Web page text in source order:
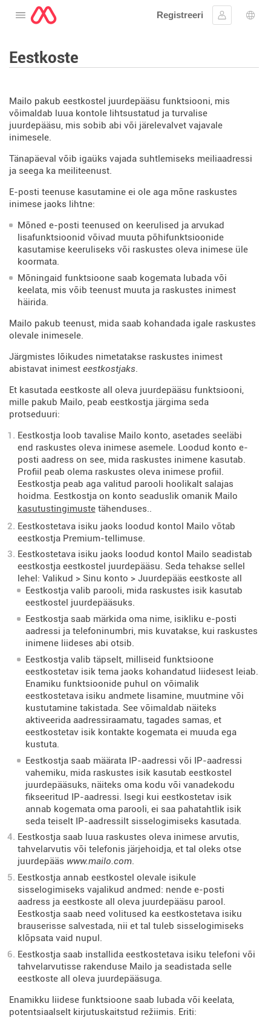
Avage menüü
Registreeri
Logi sisse
Eestkoste
Mailo pakub eestkostel juurdepääsu funktsiooni, mis
võimaldab luua kontole lihtsustatud ja turvalise
juurdepääsu, mis sobib abi või järelevalvet vajavale
inimesele.
Tänapäeval võib igaüks vajada suhtlemiseks meiliaadressi
ja seega ka meiliteenust.
E-posti teenuse kasutamine ei ole aga mõne raskustes
inimese jaoks lihtne:
Mõned e-posti teenused on keerulised ja arvukad
lisafunktsioonid võivad muuta põhifunktsioonide
kasutamise keeruliseks või raskustes oleva inimese üle
koormata.
Mõningaid funktsioone saab kogemata lubada või
keelata, mis võib teenust muuta ja raskustes inimest
häirida.
Mailo pakub teenust, mida saab kohandada igale raskustes
olevale inimesele.
Järgmistes lõikudes nimetatakse raskustes inimest
abistavat inimest eestkostjaks.
Et kasutada eestkoste all oleva juurdepääsu funktsiooni,
mille pakub Mailo, peab eestkostja järgima seda
protseduuri:
Eestkostja loob tavalise Mailo konto, asetades seeläbi
end raskustes oleva inimese asemele. Loodud konto e-
posti aadress on see, mida raskustes inimene kasutab.
Profiil peab olema raskustes oleva inimese profiil.
Eestkostja peab aga valitud parooli hoolikalt salajas
hoidma. Eestkostja on konto seaduslik omanik Mailo
kasutustingimustetähenduses..
Eestkostetava isiku jaoks loodud kontol Mailo võtab
eestkostja Premium-tellimuse.
Eestkostetava isiku jaoks loodud kontol Mailo seadistab
eestkostja eestkostel juurdepääsu. Seda tehakse sellel
lehel: Valikud > Sinu konto > Juurdepääs eestkoste all
Eestkostja valib parooli, mida raskustes isik kasutab
eestkostel juurdepääsuks.
Eestkostja saab märkida oma nime, isikliku e-posti
aadressi ja telefoninumbri, mis kuvatakse, kui raskustes
inimene liideses abi otsib.
Eestkostja valib täpselt, milliseid funktsioone
eestkostetav isik tema jaoks kohandatud liidesest leiab.
Enamiku funktsioonide puhul on võimalik
eestkostetava isiku andmete lisamine, muutmine või
kustutamine takistada. See võimaldab näiteks
aktiveerida aadressiraamatu, tagades samas, et
eestkostetav isik kontakte kogemata ei muuda ega
kustuta.
Eestkostja saab määrata IP-aadressi või IP-aadressi
vahemiku, mida raskustes isik kasutab eestkostel
juurdepääsuks, näiteks oma kodu või vanadekodu
fikseeritud IP-aadressi. Isegi kui eestkostetav isik
annab kogemata oma parooli, ei saa pahatahtlik isik
seda teiselt IP-aadressilt sisselogimiseks kasutada.
Eestkostja saab luua raskustes oleva inimese arvutis,
tahvelarvutis või telefonis järjehoidja, et tal oleks otse
juurdepääs www.mailo.com.
Eestkostja annab eestkostel olevale isikule
sisselogimiseks vajalikud andmed: nende e-posti
aadress ja eestkoste all oleva juurdepääsu parool.
Eestkostja saab need volitused ka eestkostetava isiku
brauserisse salvestada, nii et tal tuleb sisselogimiseks
klõpsata vaid nupul.
Eestkostja saab installida eestkostetava isiku telefoni või
tahvelarvutisse rakenduse Mailo ja seadistada selle
eestkoste all oleva juurdepääsuga.
Enamikku liidese funktsioone saab lubada või keelata,
potentsiaalselt kirjutuskaitstud režiimis. Eriti: